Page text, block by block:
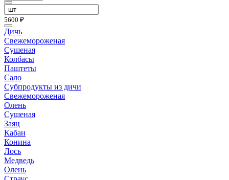
5600 ₽
Дичь
Свежемороженая
Сушеная
Колбасы
Паштеты
Сало
Субпродукты из дичи
Свежемороженая
Олень
Сушеная
Заяц
Кабан
Конина
Лось
Медведь
Олень